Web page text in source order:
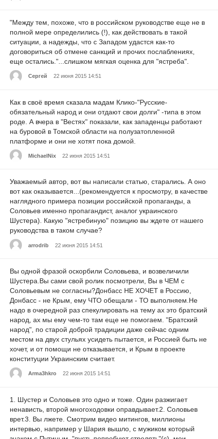
"Между тем, похоже, что в российском руководстве еще не в
полной мере определились (!), как действовать в такой
ситуации, а надежды, что с Западом удастся как-то
договориться об отмене санкций и прочих послаблениях,
еще остались."...слишком мягкая оценка для "ястреба".
Cергей 22 июня 2015 14:51
Как в своё время сказала мадам Клико-"Русские-
обязательный народ и они отдают свои долги" -типа в этом
роде. А вчера в "Вестях" показали, как западенцы работают
на буровой в Томской области на полузатопленной
платформе и они не хотят пока домой.
MichaelNix 22 июня 2015 14:51
Уважаемый автор, вот вы написали статью, старались. А оно
вот как оказывается...(рекомендуется к просмотру, в качестве
наглядного примера позиции российской пропаганды, а
Соловьев именно пропагандист, аналог украинского
Шустера). Какую "ястребиную" позицию вы ждете от нашего
руководства в таком случае?
arrodrib 22 июня 2015 14:51
Вы одной фразой оскорбили Соловьева, и возвеличили
Шустера.Вы сами свой ролик посмотрели, Вы в ЧЕМ с
Соловьевым не согласны?Донбасс НЕ ХОЧЕТ в Россию,
Донбасс - не Крым, ему ЧТО обещали - ТО выполняем.Не
надо в очередной раз спекулировать на тему ах это братский
народ, ах мы ему чем-то там еще не помогаем. "Братский
народ", по старой доброй традиции даже сейчас одним
местом на двух стульях усидеть пытается, и Россией быть не
хочет, и от помощи не отказывается, и Крым в проекте
конституции Украинским считает.
Arma3hkro 22 июня 2015 14:51
1. Шустер и Соловьев это одно и тоже. Один разжигает
ненависть, второй многоходовки оправдывает.2. Соловьев
врет.3. Вы лжете. Смотрим видео митингов, миллионы
интервью, например у Шария вышло, с мужиком который